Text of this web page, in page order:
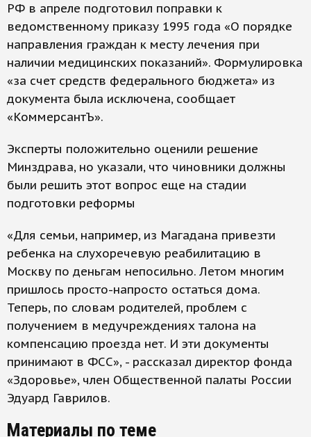
РФ в апреле подготовил поправки к
ведомственному приказу 1995 года «О порядке
направления граждан к месту лечения при
наличии медицинских показаний». Формулировка
«за счет средств федерального бюджета» из
документа была исключена, сообщает
«КоммерсантЪ».
Эксперты положительно оценили решение
Минздрава, но указали, что чиновники должны
были решить этот вопрос еще на стадии
подготовки реформы
«Для семьи, например, из Магадана привезти
ребенка на слухоречевую реабилитацию в
Москву по деньгам непосильно. Летом многим
пришлось просто-напросто остаться дома.
Теперь, по словам родителей, проблем с
получением в медучреждениях талона на
компенсацию проезда нет. И эти документы
принимают в ФСС», - рассказал директор фонда
«Здоровье», член Общественной палаты России
Эдуард Гаврилов.
Материалы по теме